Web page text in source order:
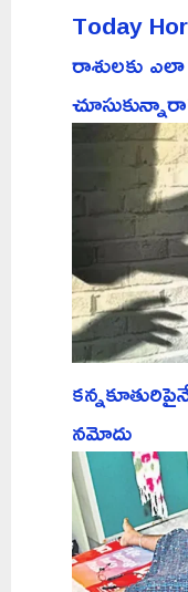
Today
రాశులకు
నమోదు